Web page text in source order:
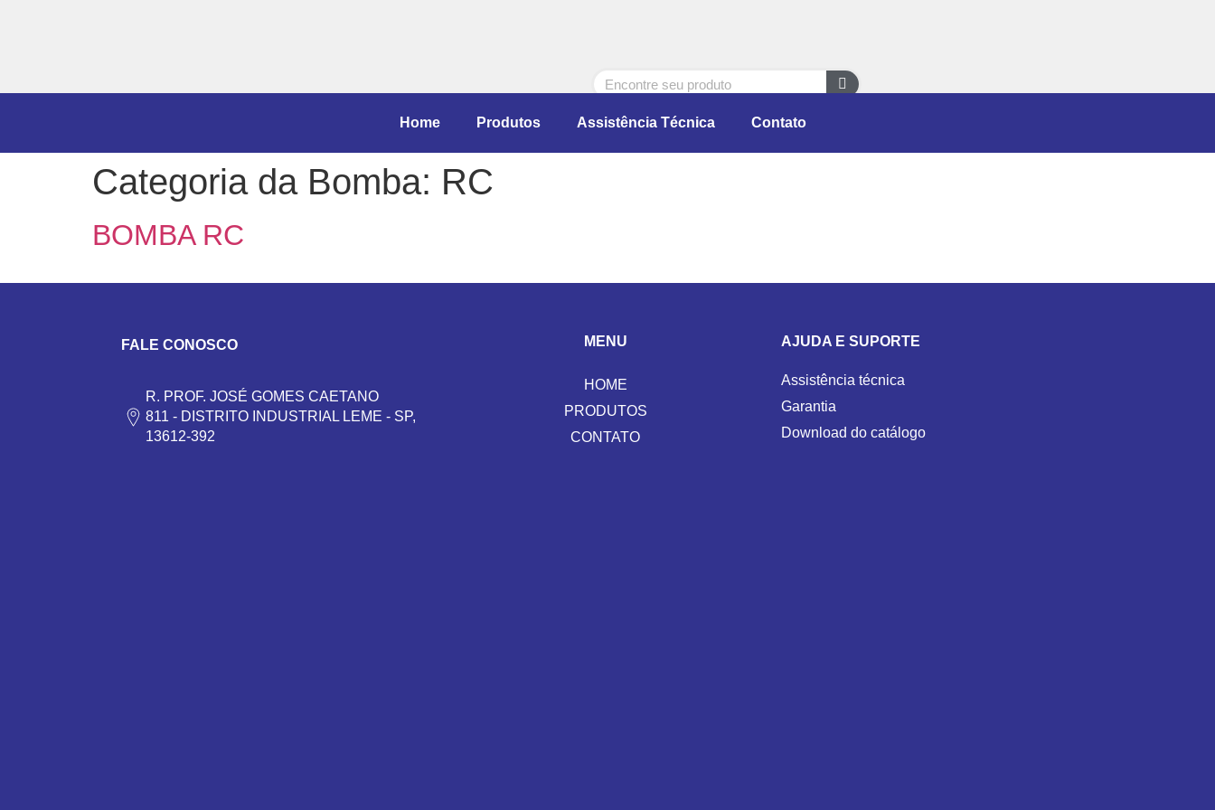
Home Produtos Assistência Técnica Contato
Categoria da Bomba: RC
BOMBA RC
FALE CONOSCO
R. PROF. JOSÉ GOMES CAETANO
811 - DISTRITO INDUSTRIAL LEME - SP,
13612-392
MENU
HOME
PRODUTOS
CONTATO
AJUDA E SUPORTE
Assistência técnica
Garantia
Download do catálogo